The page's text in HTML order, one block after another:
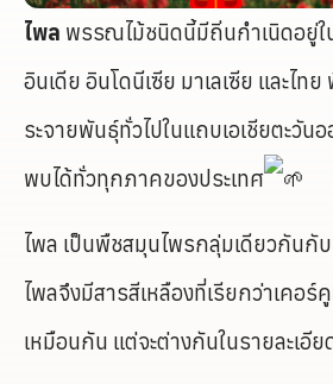
ไพล พรรณไม้ชนิดนี้มีถิ่นกำเนิดอยู่ใ
อินเดีย อินโดนีเซีย มาเลเซีย และไ
ระจายพันธุ์ทั่วไปในแถบเอเชียตะวัน
พบได้ทั่วทุกภาคของประเทศ
ไพล เป็นพืชสมุนไพรกลุ่มเดียวกัน
ไพลจึงมีสารสีเหลืองที่เรียกว่าเคอ
เหมือนกัน แต่จะต่างกันในรายละเอีย